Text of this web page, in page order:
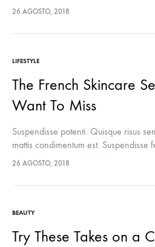
lectus euismod accumsan. Nam felis
26 AGOSTO, 2018
LIFESTYLE
The French Skincare
Want To Miss
Suspendisse potenti. Quisque risus
mattis condimentum est. Suspendisse
lectus euismod accumsan. Nam felis
26 AGOSTO, 2018
BEAUTY
Try These Takes on a